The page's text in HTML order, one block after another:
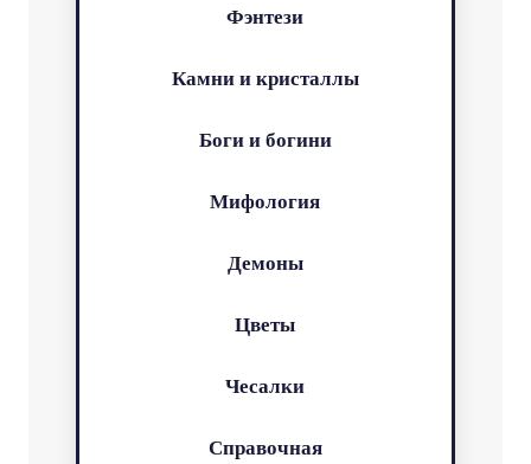
Фэнтези
Камни и кристаллы
Боги и богини
Мифология
Демоны
Цветы
Чесалки
Справочная